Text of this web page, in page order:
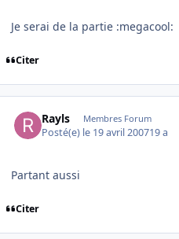
Je serai de la partie :megacool:
Citer
Rayls Membres Forum
Posté(e) le 19 avril 200719 a
Partant aussi
Citer